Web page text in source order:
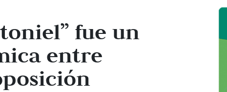
fue un
entre